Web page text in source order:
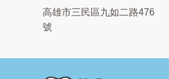
高雄市三民區九如二路476
號